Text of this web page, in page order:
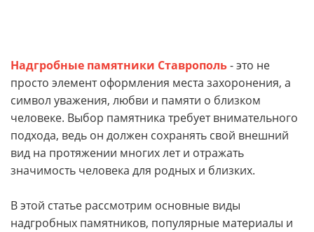
Надгробные памятники Ставрополь- это не
просто элемент оформления места захоронения, а
символ уважения, любви и памяти о близком
человеке. Выбор памятника требует внимательного
подхода, ведь он должен сохранять свой внешний
вид на протяжении многих лет и отражать
значимость человека для родных и близких.
В этой статье рассмотрим основные виды
надгробных памятников, популярные материалы и